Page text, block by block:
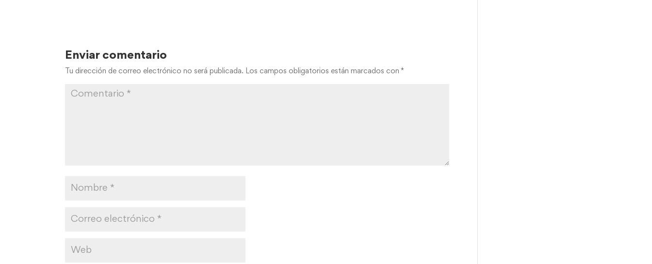
Enviar comentario
Tu dirección de correo electrónico no será publicada. Los campos obligatorios están marcados con *